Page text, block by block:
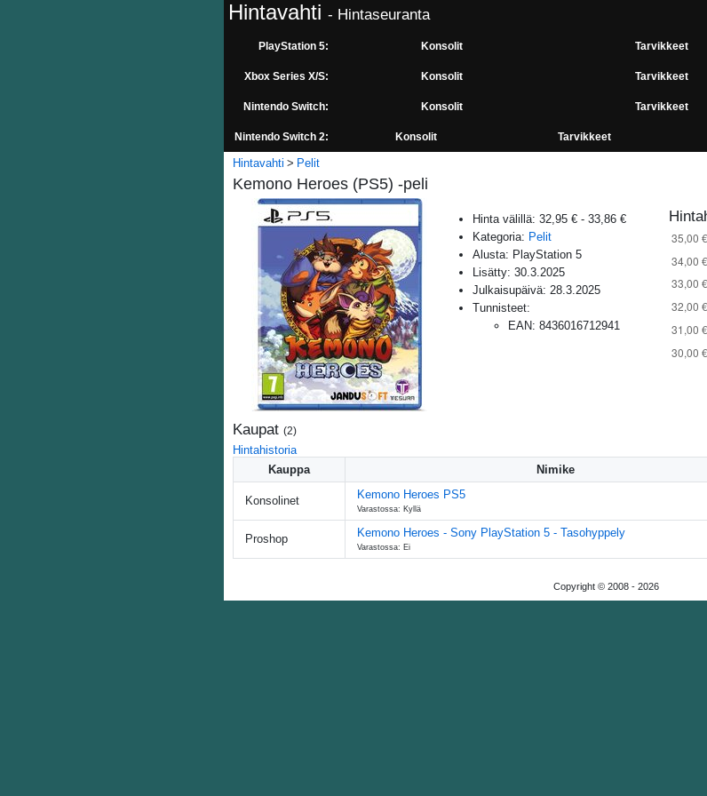
Hintavahti - Hintaseuranta
PlayStation 5: Konsolit Tarvikkeet
Xbox Series X/S: Konsolit Tarvikkeet
Nintendo Switch: Konsolit Tarvikkeet
Nintendo Switch 2: Konsolit Tarvikkeet
Hintavahti Pelit
Kemono Heroes (PS5) -peli
Hinta välillä: 32,95 € - 33,86 €
Kategoria: Pelit
Alusta: PlayStation 5
Lisätty: 30.3.2025
Julkaisupäivä: 28.3.2025
Tunnisteet:
EAN: 8436016712941
Kaupat (2)
Hintahistoria
Kauppa
Nimike
Konsolinet Kemono Heroes PS5
Varastossa: Kyllä
Proshop Kemono Heroes - Sony PlayStation 5 - Tasohyppely
Varastossa: Ei
Copyright © 2008 - 2026